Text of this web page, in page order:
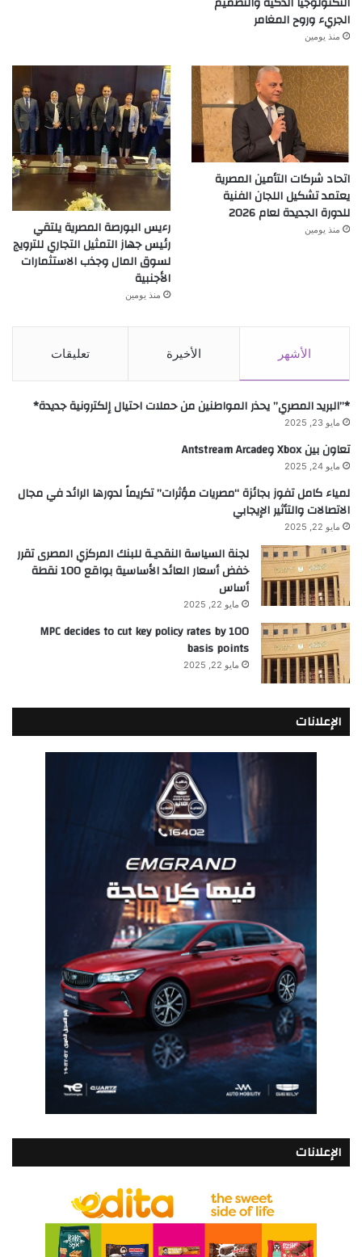
الجريء وروح المغامر
منذ يومين
اتحاد شركات التأمين المصرية
يعتمد تشكيل اللجان الفنية
للدورة الجديدة لعام 2026
منذ يومين
رءيس البورصة المصرية يلتقي
رئيس جهاز التمثيل التجاري للترويج
لسوق المال وجذب الاستثمارات
الأجنبية
منذ يومين
الأشهر الأخيرة تعليقات
*”البريد المصري” يحذر المواطنين من حملات احتيال إلكترونية جديدة*
مايو 23, 2025
تعاون بين Xbox وAntstream Arcade
مايو 24, 2025
لمياء كامل تفوز بجائزة “مصريات مؤثرات” تكريماً لدورها الرائد في مجال
الاتصالات والتأثير الإيجابي
مايو 22, 2025
لجنة السياسة النقديـة للبنك المركزي المصرى تقرر
خفض أسعار العائد الأساسية بواقع 100 نقطة
أساس
مايو 22, 2025
MPC decides to cut key policy rates by 100
basis points
مايو 22, 2025
الإعلانات
الإعلانات